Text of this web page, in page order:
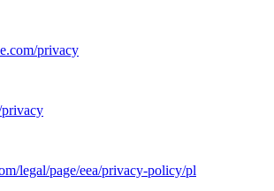
privacy
legal/page/eea/privacy-policy/pl